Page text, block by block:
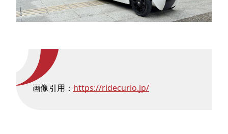
画像引用： https://ridecurio.jp/